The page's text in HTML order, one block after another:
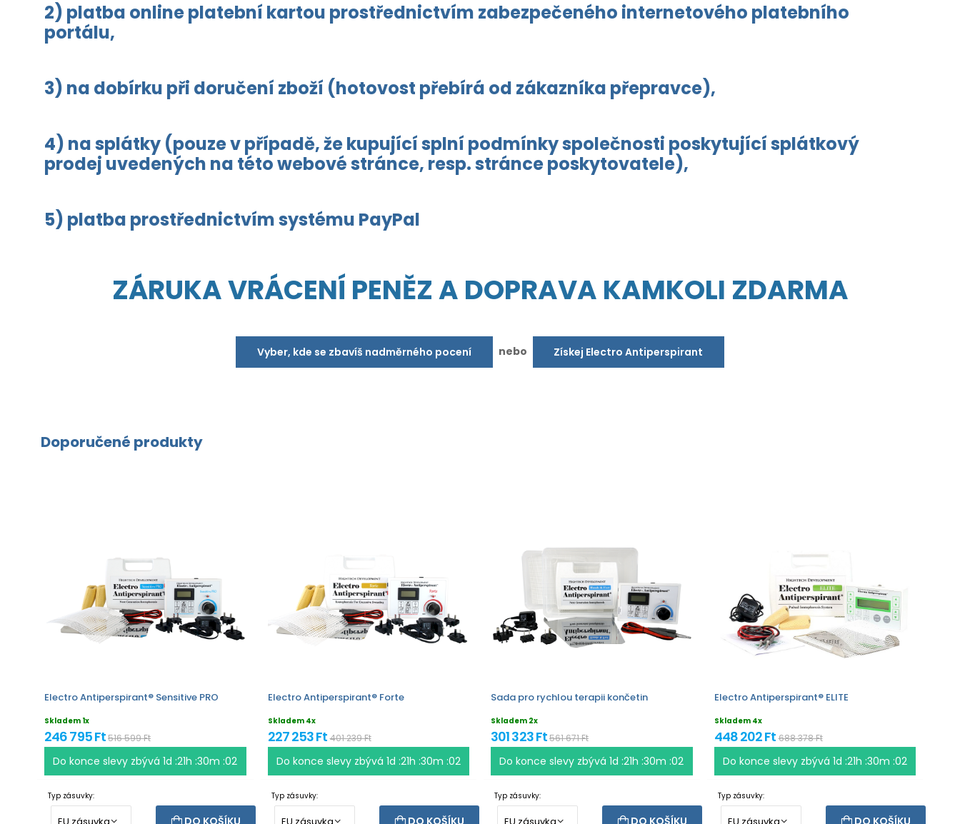
2) platba online platební kartou prostřednictvím zabezpečeného internetového platebního
portálu,
3) na dobírku při doručení zboží (hotovost přebírá od zákazníka přepravce),
4) na splátky (pouze v případě, že kupující splní podmínky společnosti poskytující splátkový
prodej uvedených na této webové stránce, resp. stránce poskytovatele),
5) platba prostřednictvím systému PayPal
ZÁRUKA VRÁCENÍ PENĚZ A DOPRAVA KAMKOLI ZDARMA
Vyber, kde se zbavíš nadměrného pocení nebo Získej Electro Antiperspirant
Doporučené produkty
Electro Antiperspirant® Sensitive PRO
Skladem 1x
246 795 Ft516 599 Ft
Do konce slevy zbývá1d :21h :30m :02
Typ zásuvky:
DO KOŠÍKU
Electro Antiperspirant® Forte
Skladem 4x
227 253 Ft 401 239 Ft
Do konce slevy zbývá 1d :21h :30m :02
Typ zásuvky:
DO KOŠÍKU
Sada pro rychlou terapii končetin
Skladem 2x
301 323 Ft561 671 Ft
Do konce slevy zbývá1d :21h :30m :02
Typ zásuvky:
DO KOŠÍKU
Electro Antiperspirant® ELITE
Skladem 4x
448 202 Ft 688 378 Ft
Do konce slevy zbývá 1d :21h :30m :02
Typ zásuvky:
DO KOŠÍKU